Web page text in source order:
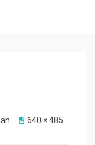
640 × 485